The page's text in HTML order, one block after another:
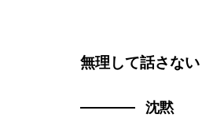
無理して話さない
沈黙